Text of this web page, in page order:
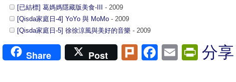
[已結標] 葛媽媽隱藏版美食-III
- 2009
[Qisda家庭日-4] YoYo 與 MoMo - 2009
[Qisda家庭日-5] 徐徐涼風與美好的音樂 - 2009
Share Post PlurkFacebook
Email分享